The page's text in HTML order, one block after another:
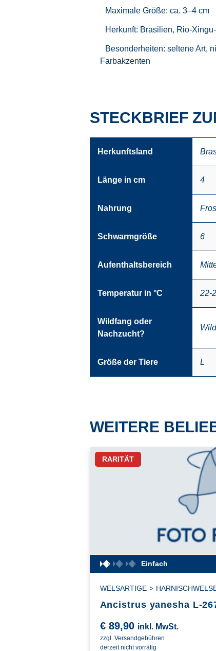
Maximale Größe: ca. 3–4 cm
Herkunft: Brasilien, Rio-
Besonderheiten: seltene Art,
Farbakzenten
STECKBRIEF
Herkunftsland
Länge in cm 4
Nahrung
Schwarmgröße 6
Aufenthaltsbereich
Temperatur in °C 22-
Wildfang oder
Nachzucht?
Größe der Tiere L
WEITERE
RARITÄT
Einfach
WELSARTIGE >
Ancistrus yanesha L-
€89,90 inkl. MwSt.
zzgl. Versandgebühren
derzeit nicht vorrätig